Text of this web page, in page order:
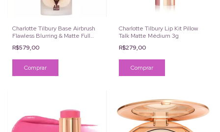
Charlotte Tilbury Base Airbrush
Flawless Blurring & Matte Full
Coverage 30ml
R$579,00
Comprar
Charlotte Tilbury Lip Kit Pillow
Talk Matte Médium 3g
R$279,00